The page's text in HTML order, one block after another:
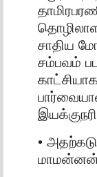
சாதிய
சம்பவம்
•
மாமன்னன்